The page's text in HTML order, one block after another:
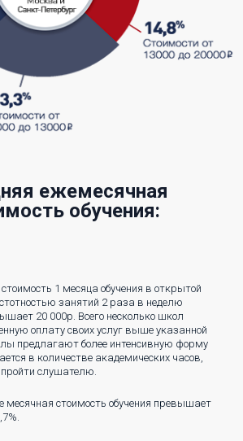
ежемесячная
обучения:
1 месяца обучения в открытой
занятий 2 раза в неделю
20 000р. Всего несколько школ
оплату своих услуг выше указанной
предлагают более интенсивную форму
в количестве академических часов,
слушателю.
месячная стоимость обучения превышает